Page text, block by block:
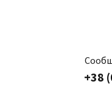
+38